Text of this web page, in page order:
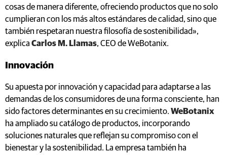
cosas de manera diferente, ofreciendo productos que no solo
cumplieran con los más altos estándares de calidad, sino que
también respetaran nuestra filosofía de sostenibilidad»,
explica Carlos M. Llamas, CEO de WeBotanix.
Innovación
Su apuesta por innovación y capacidad para adaptarse a las
demandas de los consumidores de una forma consciente, han
sido factores determinantes en su crecimiento. WeBotanix
ha ampliado su catálogo de productos, incorporando
soluciones naturales que reflejan su compromiso con el
bienestar y la sostenibilidad. La empresa también ha